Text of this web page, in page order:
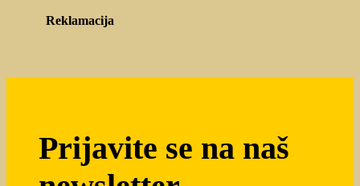
Reklamacija
Prijavite se na naš